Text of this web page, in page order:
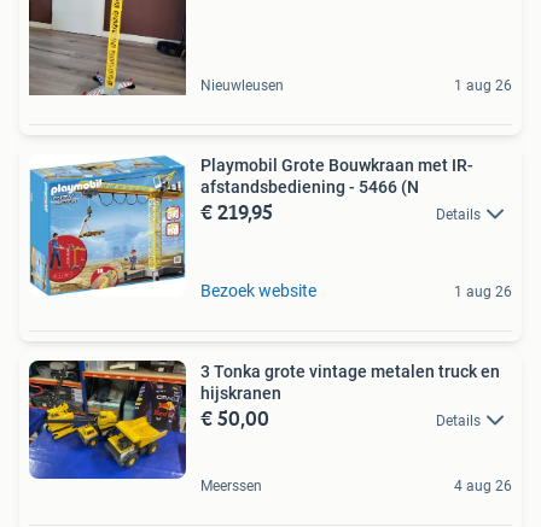
Nieuwleusen 1 aug 26
Playmobil Grote Bouwkraan met IR-
afstandsbediening - 5466 (N
€ 219,95 Details
Bezoek website 1 aug 26
3 Tonka grote vintage metalen truck en
hijskranen
€ 50,00 Details
Meerssen 4 aug 26